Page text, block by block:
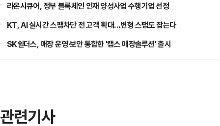
라온시큐어, 정부 블록체인 인재 양성사업 수행기업 선정
KT, AI 실시간 스팸차단 전 고객 확대…변형 스팸도 잡는다
SK쉴더스, 매장 운영·보안 통합한 '캡스 매장솔루션' 출시
관련기사